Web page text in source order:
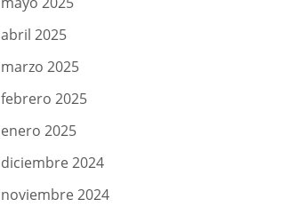
abril 2025
marzo 2025
febrero 2025
enero 2025
diciembre 2024
noviembre 2024